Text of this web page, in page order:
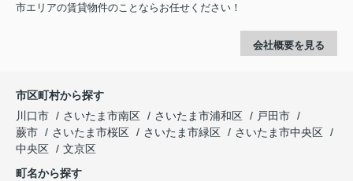
市エリアの賃貸物件のことならお任せください！
会社概要を見る
市区町村から探す
川口市
さいたま市南区 さいたま市浦和区
戸田市
蕨市
さいたま市桜区 さいたま市緑区
さいたま市中央区
中央区
文京区
町名から探す